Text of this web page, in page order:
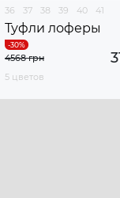
36 37 38 39 40 41
Туфли лоферы
4568 грн
5 цветов